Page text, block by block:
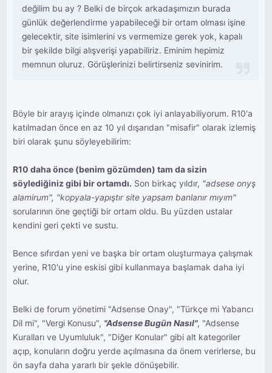
değilim bu ay ? Belki de birçok arkadaşımızın burada
günlük değerlendirme yapabileceği bir ortam olması işine
gelecektir, site isimlerini vs vermemize gerek yok, kapalı
bir şekilde bilgi alışverişi yapabiliriz. Eminim hepimiz
memnun oluruz. Görüşlerinizi belirtirseniz sevinirim.
Böyle bir arayış içinde olmanızı çok iyi anlayabiliyorum. R10'a
katılmadan önce en az 10 yıl dışarıdan "misafir" olarak izlemiş
biri olarak şunu söyleyebilirim:
R10 daha önce (benim gözümden) tam da sizin
söylediğiniz gibi bir ortamdı. Son birkaç yıldır, "adsese onyş
alamirum", "kopyala-yapıştır site yapsam banlanır mıyım"
sorularının öne geçtiği bir ortam oldu. Bu yüzden ustalar
kendini geri çekti ve sustu.
Bence sıfırdan yeni ve başka bir ortam oluşturmaya çalışmak
yerine, R10'u yine eskisi gibi kullanmaya başlamak daha iyi
olur.
Belki de forum yönetimi "Adsense Onay", "Türkçe mi Yabancı
Dil mi", "Vergi Konusu", "Adsense Bugün Nasıl", "Adsense
Kuralları ve Uyumluluk", "Diğer Konular" gibi alt kategoriler
açıp, konuların doğru yerde açılmasına da önem verirlerse, bu
ön sayfa daha yararlı bir şekle dönüşebilir.